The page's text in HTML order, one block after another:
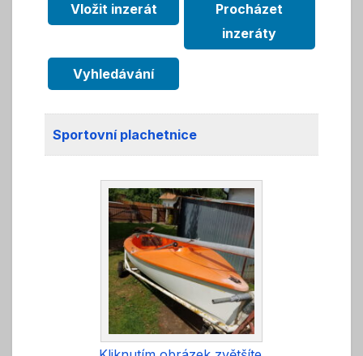
Vložit inzerát
Procházet
inzeráty
Vyhledávání
Sportovní plachetnice